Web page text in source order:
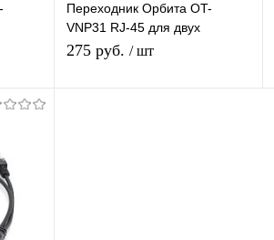
заказ
Переходник Орбита OT-
VNP31 RJ-45 для двух
параллельных 10/100 Мб/с
275 руб. / шт